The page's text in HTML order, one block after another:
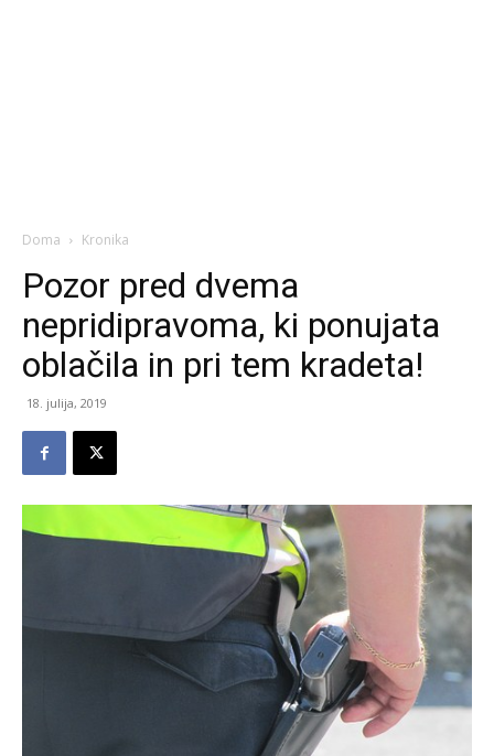
Doma Kronika
Pozor pred dvema
nepridipravoma, ki ponujata
oblačila in pri tem kradeta!
18. julija, 2019